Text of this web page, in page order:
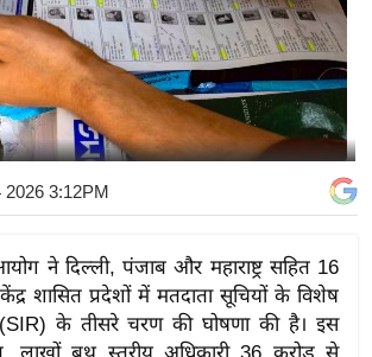
3:12PM
ने दिल्ली, पंजाब और महाराष्ट्र सहित 16
शासित प्रदेशों में मतदाता सूचियों के विशेष
(SIR) के तीसरे चरण की घोषणा की है। इस